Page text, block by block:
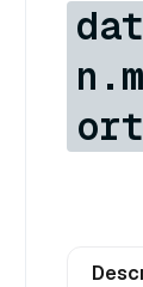
ort